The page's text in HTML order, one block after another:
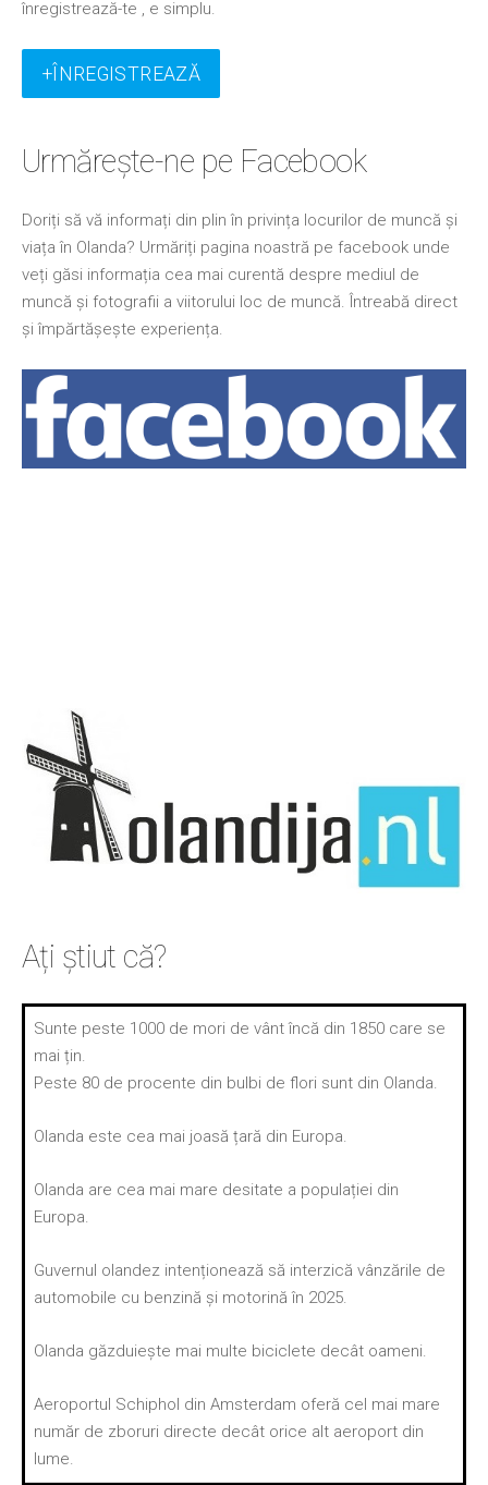
înregistrează-te , e simplu.
+ÎNREGISTREAZĂ
Urmăreşte-ne pe Facebook
Doriți să vă informați din plin în privința locurilor de muncă și
viața în Olanda? Urmăriți pagina noastră pe facebook unde
veți găsi informația cea mai curentă despre mediul de
muncă și fotografii a viitorului loc de muncă. Întreabă direct
șiîmpărtășește experiența.
Ați știut că?
Sunte peste 1000 de mori de vânt încă din 1850 care se
mai țin.
Peste 80 de procente din bulbi de flori sunt din Olanda.
Olanda este cea mai joasă țară din Europa.
Olanda are cea mai mare desitate a populației din
Europa.
Guvernul olandez intenționează să interzică vânzările de
automobile cu benzină și motorină în 2025.
Olanda găzduiește mai multe biciclete decât oameni.
Aeroportul Schiphol din Amsterdam oferă cel mai mare
număr de zboruri directe decât orice alt aeroport din
lume.